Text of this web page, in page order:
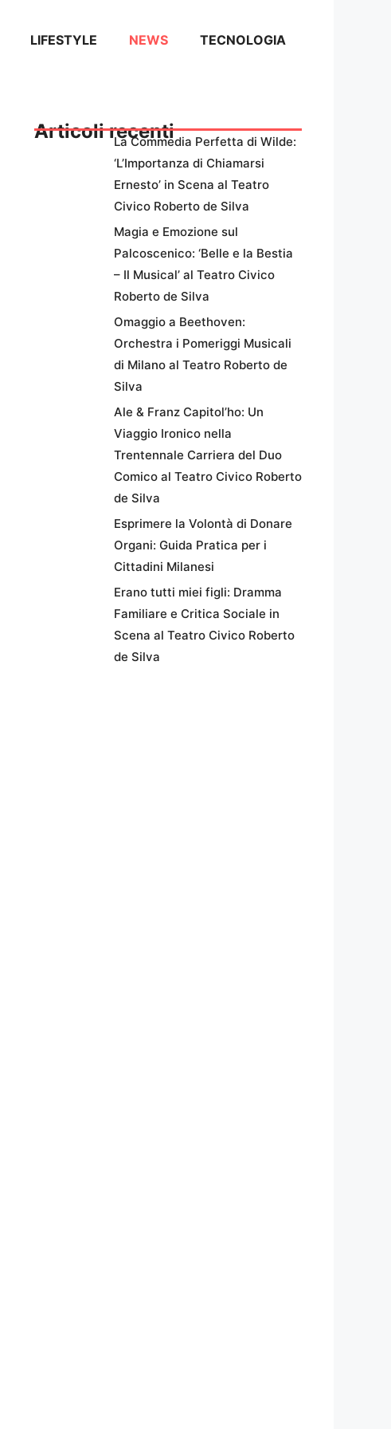
LIFESTYLE NEWS TECNOLOGIA
Articoli recentiLa Commedia Perfetta di Wilde:
‘L’Importanza di Chiamarsi
Ernesto’ in Scena al Teatro
Civico Roberto de Silva
Magia e Emozione sul
Palcoscenico: ‘Belle e la Bestia
– Il Musical’ al Teatro Civico
Roberto de Silva
Omaggio a Beethoven:
Orchestra i Pomeriggi Musicali
di Milano al Teatro Roberto de
Silva
Ale & Franz Capitol’ho: Un
Viaggio Ironico nella
Trentennale Carriera del Duo
Comico al Teatro Civico Roberto
de Silva
Esprimere la Volontà di Donare
Organi: Guida Pratica per i
Cittadini Milanesi
Erano tutti miei figli: Dramma
Familiare e Critica Sociale in
Scena al Teatro Civico Roberto
de Silva